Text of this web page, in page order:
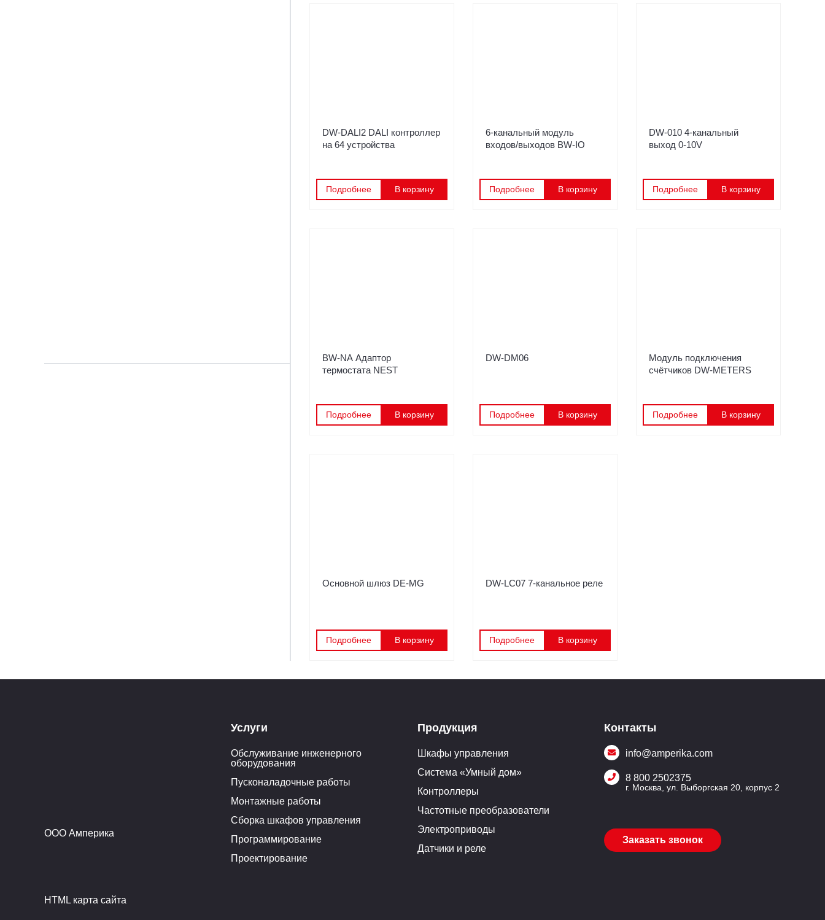
DW-DALI2 DALI контроллер
на 64 устройства
Подробнее В корзину
6-канальный модуль
входов/выходов BW-IO
Подробнее В корзину
DW-010 4-канальный
выход 0-10V
Подробнее В корзину
BW-NА Адаптор
термостата NEST
Подробнее В корзину
DW-DM06
Подробнее В корзину
Модуль подключения
счётчиков DW-METERS
Подробнее В корзину
Основной шлюз DE-MG
Подробнее В корзину
DW-LC07 7-канальное реле
Подробнее В корзину
ООО Амперика
HTML карта сайта
Услуги
Обслуживание инженерного
оборудования
Пусконаладочные работы
Монтажные работы
Сборка шкафов управления
Программирование
Проектирование
Продукция
Шкафы управления
Система «Умный дом»
Контроллеры
Частотные преобразователи
Электроприводы
Датчики и реле
Контакты
info@amperika.com
8 800 2502375
г. Москва, ул. Выборгская 20, корпус 2
Заказать звонок